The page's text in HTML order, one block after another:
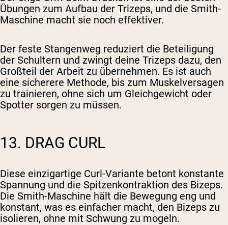
Übungen zum Aufbau der Trizeps, und die Smith-
Maschine macht sie noch effektiver.
Der feste Stangenweg reduziert die Beteiligung
der Schultern und zwingt deine Trizeps dazu, den
Großteil der Arbeit zu übernehmen. Es ist auch
eine sicherere Methode, bis zum Muskelversagen
zu trainieren, ohne sich um Gleichgewicht oder
Spotter sorgen zu müssen.
13. DRAG CURL
Diese einzigartige Curl-Variante betont konstante
Spannung und die Spitzenkontraktion des Bizeps.
Die Smith-Maschine hält die Bewegung eng und
konstant, was es einfacher macht, den Bizeps zu
isolieren, ohne mit Schwung zu mogeln.